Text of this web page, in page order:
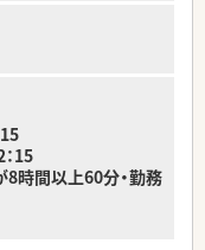
ことが出来ます。
ジでのお買い物のつい
客様の生活シーンに対応
中でも化粧品を専門に扱
合わせた店舗展開をし
ドミナント展開を強化
す。
15
時間以上60分・勤務